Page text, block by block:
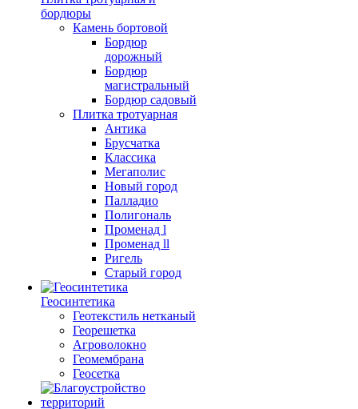
бордюры
Камень бортовой
Бордюр
дорожный
Бордюр
магистральный
Бордюр садовый
Плитка тротуарная
Антика
Брусчатка
Классика
Мегаполис
Новый город
Палладио
Полигональ
Променад l
Променад ll
Ригель
Старый город
Геосинтетика
Геотекстиль нетканый
Георешетка
Агроволокно
Геомембрана
Геосетка